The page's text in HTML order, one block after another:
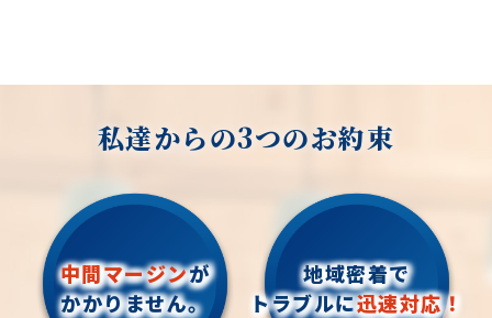
私達からの3つのお約束
中間マージンが
かかりません。
地域密着で
トラブルに迅速対応！